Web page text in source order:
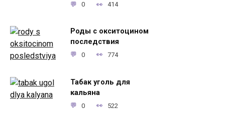
0 414
Роды с окситоцином
последствия
0 774
Табак уголь для
кальяна
0 522